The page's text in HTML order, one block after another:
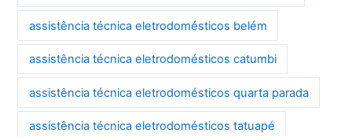
assistência técnica eletrodomésticos belém
assistência técnica eletrodomésticos catumbi
assistência técnica eletrodomésticos quarta parada
assistência técnica eletrodomésticos tatuapé